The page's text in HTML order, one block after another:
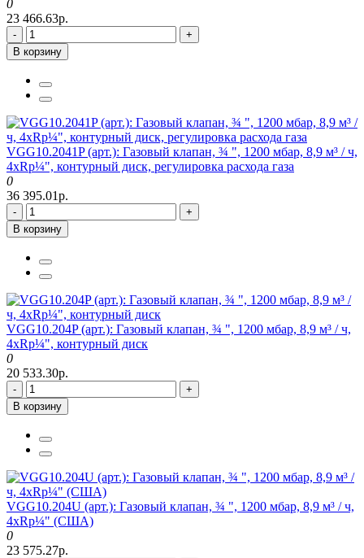
0
23 466.63р.
-
+
В корзину
VGG10.2041P (арт.): Газовый клапан, ¾ ", 1200 мбар, 8,9 м³ / ч,
4xRp¼", контурный диск, регулировка расхода газа
0
36 395.01р.
-
+
В корзину
VGG10.204P (арт.): Газовый клапан, ¾ ", 1200 мбар, 8,9 м³ / ч,
4xRp¼", контурный диск
0
20 533.30р.
-
+
В корзину
VGG10.204U (арт.): Газовый клапан, ¾ ", 1200 мбар, 8,9 м³ / ч,
4xRp¼" (США)
0
23 575.27р.